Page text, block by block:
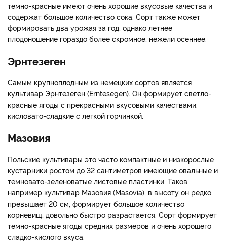
темно-красные имеют очень хорошие вкусовые качества и
содержат большое количество сока. Сорт также может
формировать два урожая за год, однако летнее
плодоношение гораздо более скромное, нежели осеннее.
Эрнтезеген
Самым крупноплодным из немецких сортов является
культивар Эрнтезеген (Erntesegen). Он формирует светло-
красные ягоды с прекрасными вкусовыми качествами:
кисловато-сладкие с легкой горчинкой.
Мазовия
Польские культивары это часто компактные и низкорослые
кустарники ростом до 32 сантиметров имеющие овальные и
темновато-зеленоватые листовые пластинки. Таков
например культивар Мазовия (Masovia), в высоту он редко
превышает 20 см, формирует большое количество
корневищ, довольно быстро разрастается. Сорт формирует
темно-красные ягоды средних размеров и очень хорошего
сладко-кислого вкуса.